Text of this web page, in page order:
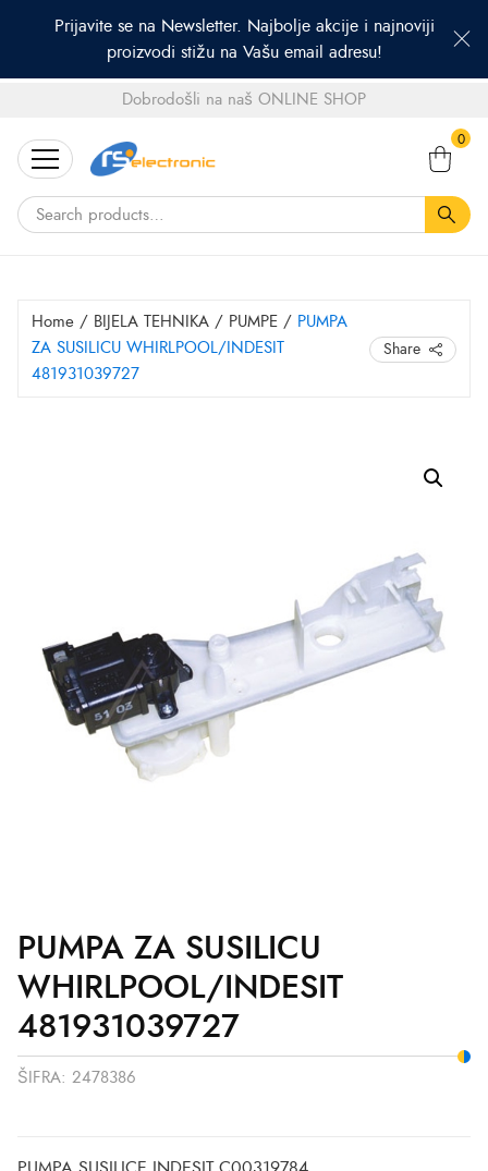
Prijavite se na Newsletter. Najbolje akcije i najnoviji
proizvodi stižu na Vašu email adresu!
Dobrodošli na naš ONLINE SHOP
for:
0
Home / BIJELA TEHNIKA / PUMPE / PUMPA
ZA SUSILICU WHIRLPOOL/INDESIT
481931039727
Share
PUMPA ZA SUSILICU
WHIRLPOOL/INDESIT
481931039727
ŠIFRA: 2478386